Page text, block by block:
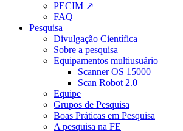
PECIM ↗
FAQ
Pesquisa
Divulgação Científica
Sobre a pesquisa
Equipamentos multiusuário
Scanner OS 15000
Scan Robot 2.0
Equipe
Grupos de Pesquisa
Boas Práticas em Pesquisa
A pesquisa na FE